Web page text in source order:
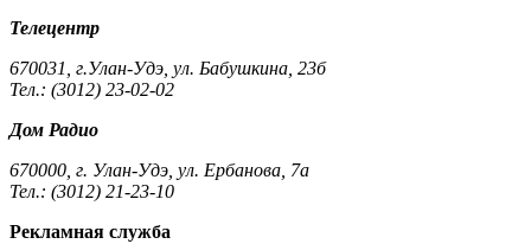
Телецентр
670031, г.Улан-Удэ, ул. Бабушкина, 23б
Тел.: (3012) 23-02-02
Дом Радио
670000, г. Улан-Удэ, ул. Ербанова, 7а
Тел.: (3012) 21-23-10
Рекламная служба